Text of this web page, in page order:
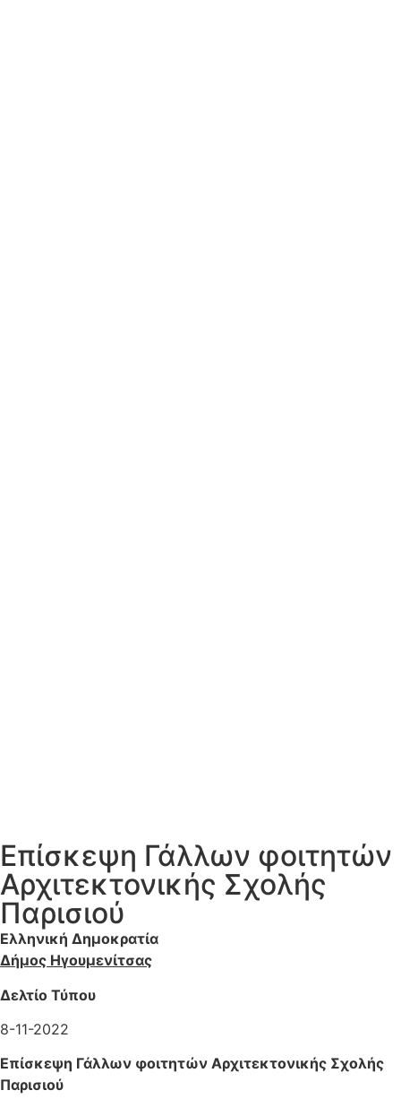
Επίσκεψη Γάλλων φοιτητών
Αρχιτεκτονικής Σχολής
Παρισιού
Ελληνική Δημοκρατία
Δήμος Ηγουμενίτσας
Δελτίο Τύπου
8-11-2022
Επίσκεψη Γάλλων φοιτητών Αρχιτεκτονικής Σχολής
Παρισιού